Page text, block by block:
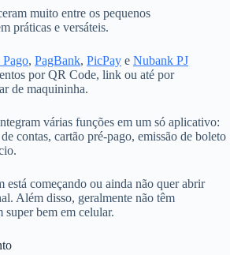
muito entre os pequenos
práticas e versáteis.
, PagBank, PicPay e Nubank PJ
por QR Code, link ou até por
de maquininha.
várias funções em um só aplicativo:
contas, cartão pré-pago, emissão de boleto
está começando ou ainda não quer abrir
Além disso, geralmente não têm
super bem em celular.